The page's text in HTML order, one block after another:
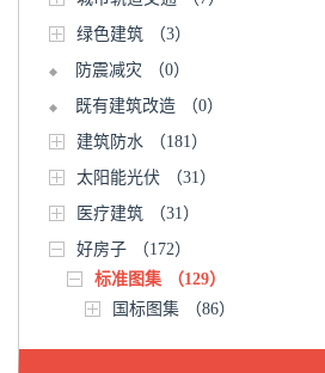
绿色建筑
（3）
防震减灾
（0）
既有建筑改造
（0）
建筑防水
（181）
太阳能光伏
（31）
医疗建筑
（31）
好房子
（172）
标准图集
（129）
国标图集
（86）